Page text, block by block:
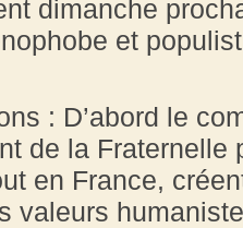
dimanche
et
: D’abord le
de la
en France,
valeurs